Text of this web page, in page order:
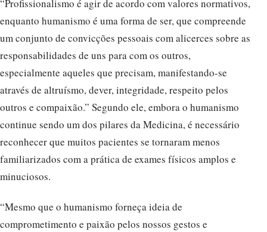
“Profissionalismo é agir de acordo com valores normativos,
enquanto humanismo é uma forma de ser, que compreende
um conjunto de convicções pessoais com alicerces sobre as
responsabilidades de uns para com os outros,
especialmente aqueles que precisam, manifestando-se
através de altruísmo, dever, integridade, respeito pelos
outros e compaixão.” Segundo ele, embora o humanismo
continue sendo um dos pilares da Medicina, é necessário
reconhecer que muitos pacientes se tornaram menos
familiarizados com a prática de exames físicos amplos e
minuciosos.
“Mesmo que o humanismo forneça ideia de
comprometimento e paixão pelos nossos gestos e